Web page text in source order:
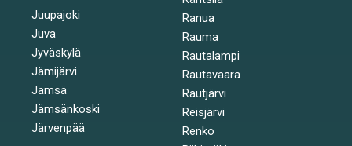
Juupajoki
Juva
Jyväskylä
Jämijärvi
Jämsä
Jämsänkoski
Järvenpää
Ranua
Rauma
Rautalampi
Rautavaara
Rautjärvi
Reisjärvi
Renko